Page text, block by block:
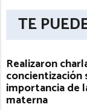
TE
Realizaron
concientización
importancia de
materna